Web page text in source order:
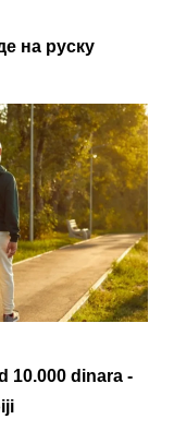
на руску
10.000 dinara -